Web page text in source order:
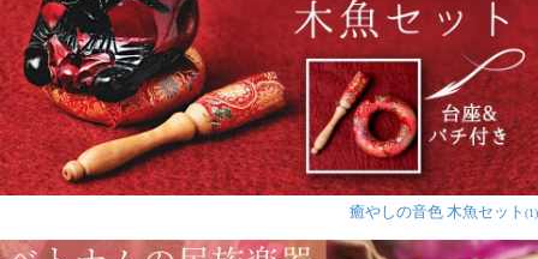
癒やしの音色 木魚セット (1)